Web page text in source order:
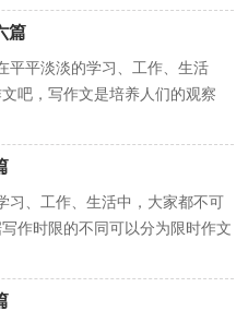
篇
平平淡淡的学习、工作、生活
吧，写作文是培养人们的观察
力的重要手段。写...
习、工作、生活中，大家都不可
作时限的不同可以分为限时作文
写的呢？下面是...